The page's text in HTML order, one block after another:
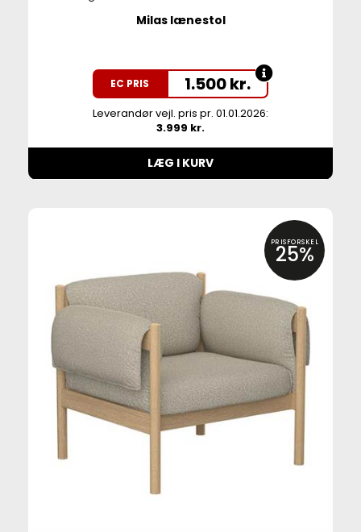
Milas lænestol
EC PRIS 1.500kr.
Leverandør vejl. pris pr. 01.01.2026:
3.999 kr.
LÆG I KURV
PRISFORSKEL
25%